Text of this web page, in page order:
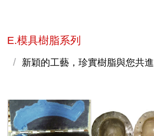
E.模具樹脂系列
新穎的工藝，珍實樹脂與您共進